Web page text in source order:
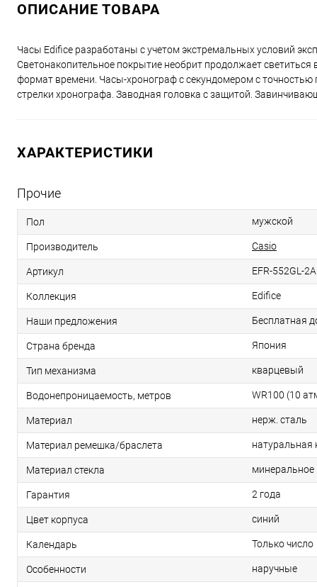
ОПИСАНИЕ ТОВАРА
Часы Edifice разработаны с учетом экстремальных условий
Светонакопительное покрытие необрит продолжает
формат времени. Часы-хронограф с секундомером с
стрелки хронографа. Заводная головка с защитой.
ХАРАКТЕРИСТИКИ
Прочие
Пол мужской
Производитель Casio
Артикул EFR-552GL-2A
Коллекция Edifice
Наши предложения Бесплатная
Страна бренда Япония
Тип механизма кварцевый
Водонепроницаемость, метров WR100 (10
Материал нерж. сталь
Материал ремешка/браслета натуральная
Материал стекла минеральное
Гарантия 2 года
Цвет корпуса синий
Календарь Только число
Особенности наручные